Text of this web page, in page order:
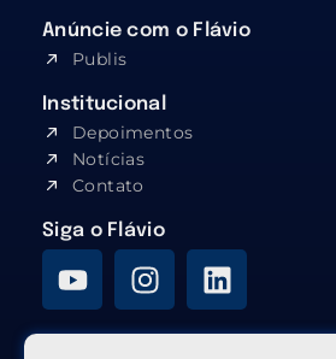
Anúncie com o Flávio
Publis
Institucional
Depoimentos
Notícias
Contato
Siga o Flávio